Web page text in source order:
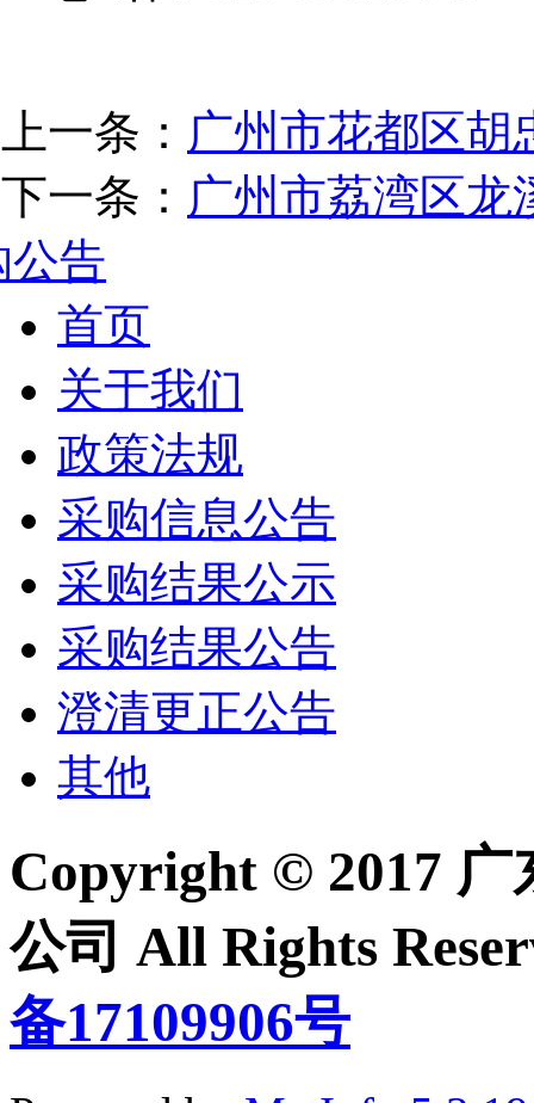
上一条： 广州市花都区胡
下一条： 广州市荔湾区龙
公告
首页
关于我们
政策法规
采购信息公告
采购结果公示
采购结果公告
澄清更正公告
其他
Copyright © 2017
公司 All Rights
备17109906号